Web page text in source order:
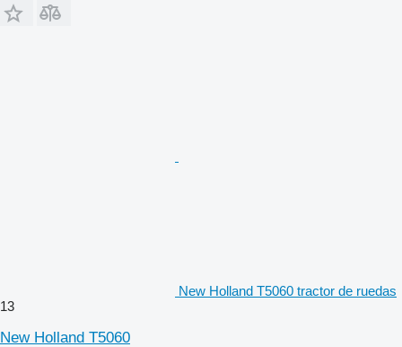
New Holland T5060 tractor de ruedas
13
New Holland T5060